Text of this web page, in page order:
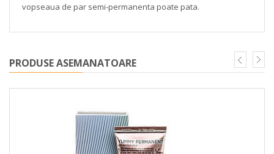
vopseaua de par semi-permanenta poate pata.
PRODUSE ASEMANATOARE